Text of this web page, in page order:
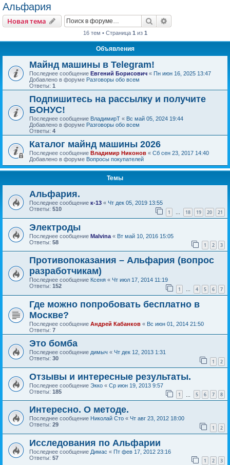
Альфария
Новая тема Поиск
16 тем • Страница 1 из 1
Объявления
Майнд машины в Telegram!
Последнее сообщение Евгений Борисович « Пн июн 16, 2025 13:47
Добавлено в форуме Разговоры обо всем
Ответы: 1
Подпишитесь на рассылку и получите
БОНУС!
Последнее сообщение ВладимирТ « Вс май 05, 2024 19:44
Добавлено в форуме Разговоры обо всем
Ответы: 4
Каталог майнд машины 2026
Последнее сообщение Владимир Никонов « Сб сен 23, 2017 14:40
Добавлено в форуме Вопросы покупателей
Темы
Альфария.
Последнее сообщение к-13 « Чт дек 05, 2019 13:55
Ответы: 510 1 … 18 19 20 21
Электроды
Последнее сообщение Malvina « Вт май 10, 2016 15:05
Ответы: 58 1 2 3
Противопоказания – Альфария (вопрос
разработчикам)
Последнее сообщение Ксеня « Чт июл 17, 2014 11:19
Ответы: 152 1 … 4 5 6 7
Где можно попробовать бесплатно в
Москве?
Последнее сообщение Андрей Кабанков « Вс июн 01, 2014 21:50
Ответы: 7
Это бомба
Последнее сообщение димыч « Чт дек 12, 2013 1:31
Ответы: 30 1 2
Отзывы и интересные результаты.
Последнее сообщение Экко « Ср июн 19, 2013 9:57
Ответы: 185 1 5 6 7 8
Интересно. О методе.
Последнее сообщение Николай Сто « Чт авг 23, 2012 18:00
Ответы: 29 1 2
Исследования по Альфарии
Последнее сообщение Димас « Пт фев 17, 2012 23:16
Ответы: 57 1 2 3